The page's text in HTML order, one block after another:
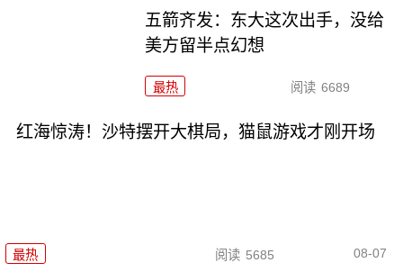
五箭齐发：东大这次出手，没给
美方留半点幻想
最热 阅读 6689
红海惊涛！沙特摆开大棋局，猫鼠游戏才刚开场
最热 阅读 5685 08-07